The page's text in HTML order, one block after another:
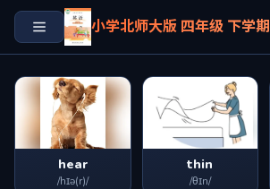
小学北师大版 四年级 下学期
hear
/hɪə(r)/
thin
/θɪn/